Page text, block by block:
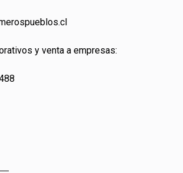
pueblos.cl
y venta a empresas: